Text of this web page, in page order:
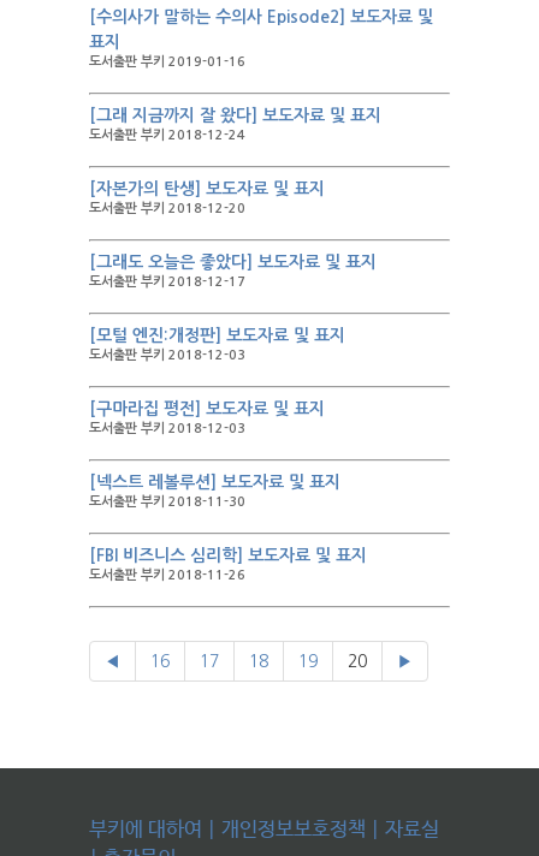
[수의사가 말하는 수의사 Episode2] 보도자료 및
표지
도서출판 부키 2019-01-16
[그래 지금까지 잘 왔다] 보도자료 및 표지
도서출판 부키 2018-12-24
[자본가의 탄생] 보도자료 및 표지
도서출판 부키 2018-12-20
[그래도 오늘은 좋았다] 보도자료 및 표지
도서출판 부키 2018-12-17
[모털 엔진:개정판] 보도자료 및 표지
도서출판 부키 2018-12-03
[구마라집 평전] 보도자료 및 표지
도서출판 부키 2018-12-03
[넥스트 레볼루션] 보도자료 및 표지
도서출판 부키 2018-11-30
[FBI 비즈니스 심리학] 보도자료 및 표지
도서출판 부키 2018-11-26
◀ 16 17 18 19 20 ▶
부키에 대하여 개인정보보호정책
자료실